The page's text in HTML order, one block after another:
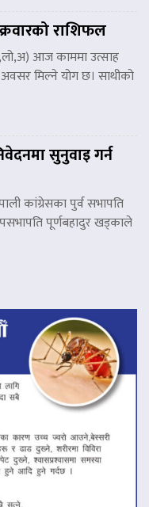
राशिफल
आज काममा उत्साह
अवसर मिल्ने योग छ। साथीको
सुनुवाइ गर्न
कांग्रेसका पुर्व सभापति
पूर्णबहादुर खड्काले